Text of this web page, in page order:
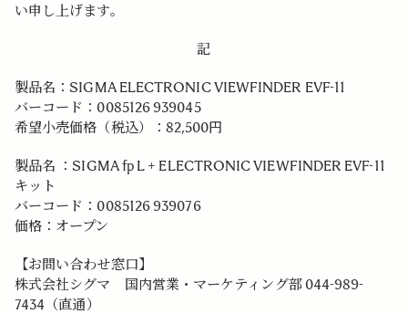
い申し上げます。
記
製品名：SIGMA ELECTRONIC VIEWFINDER EVF-11
バーコード：0085126 939045
希望小売価格（税込）：82,500円
製品名 ：SIGMA fp L + ELECTRONIC VIEWFINDER EVF-11
キット
バーコード：0085126 939076
価格：オープン
【お問い合わせ窓口】
株式会社シグマ 国内営業・マーケティング部 044-989-
7434（直通）